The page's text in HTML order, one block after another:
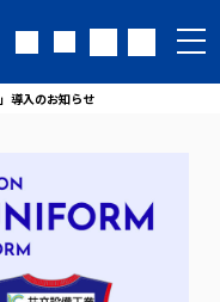
導入のお知らせ